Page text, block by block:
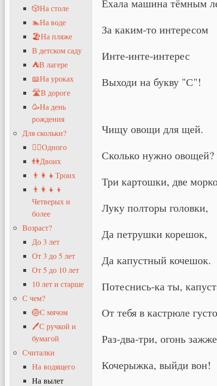
Ехала машина тёмным
За каким-то интересом
Инте-инте-интерес
Выходи на букву "С"!
Чищу овощи для щей.
Сколько нужно овощей?
Три картошки, две
Луку полторы головки,
Да петрушки корешок,
Да капустный кочешок.
Потеснись-ка ты,
От тебя в кастрюле
Раз-два-три, огонь
Кочерыжка, выйди вон!
🎲На столе
🏊На воде
🏖На пляже
В детском саду
⛺В лагере
📖На уроках
🛣В дороге
🥳На день
рождения
Для скольки?
🧍‍♂️Одного
👫Двоих
👨‍👩‍👧Троих
👨‍👩‍👧‍👦
Четверых и
более
Возраст?
До 3 лет
От 3 до 5 лет
От 5 до 10 лет
10 лет и старше
С чем?
🏐С мячом
🖊С ручкой и
бумагой
Считалки
На водящего
На вылет